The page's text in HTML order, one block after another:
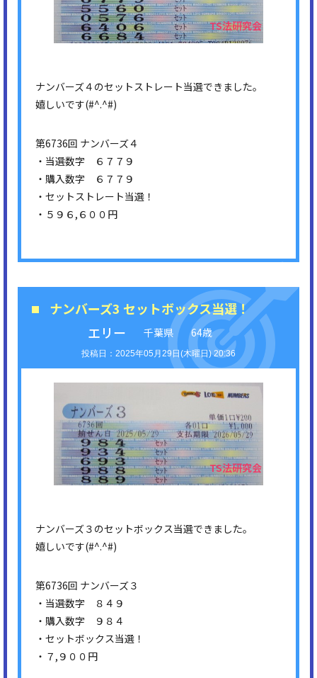
ナンバーズ４のセットストレート当選できました。
嬉しいです(#^.^#)
第6736回 ナンバーズ４
・当選数字 ６７７９
・購入数字 ６７７９
・セットストレート当選！
・５９６,６００円
ナンバーズ3 セットボックス当選！
エリー
千葉県 64歳
2025年05月29日(木曜日) 20:36
ナンバーズ３のセットボックス当選できました。
嬉しいです(#^.^#)
第6736回 ナンバーズ３
・当選数字 ８４９
・購入数字 ９８４
・セットボックス当選！
・７,９００円